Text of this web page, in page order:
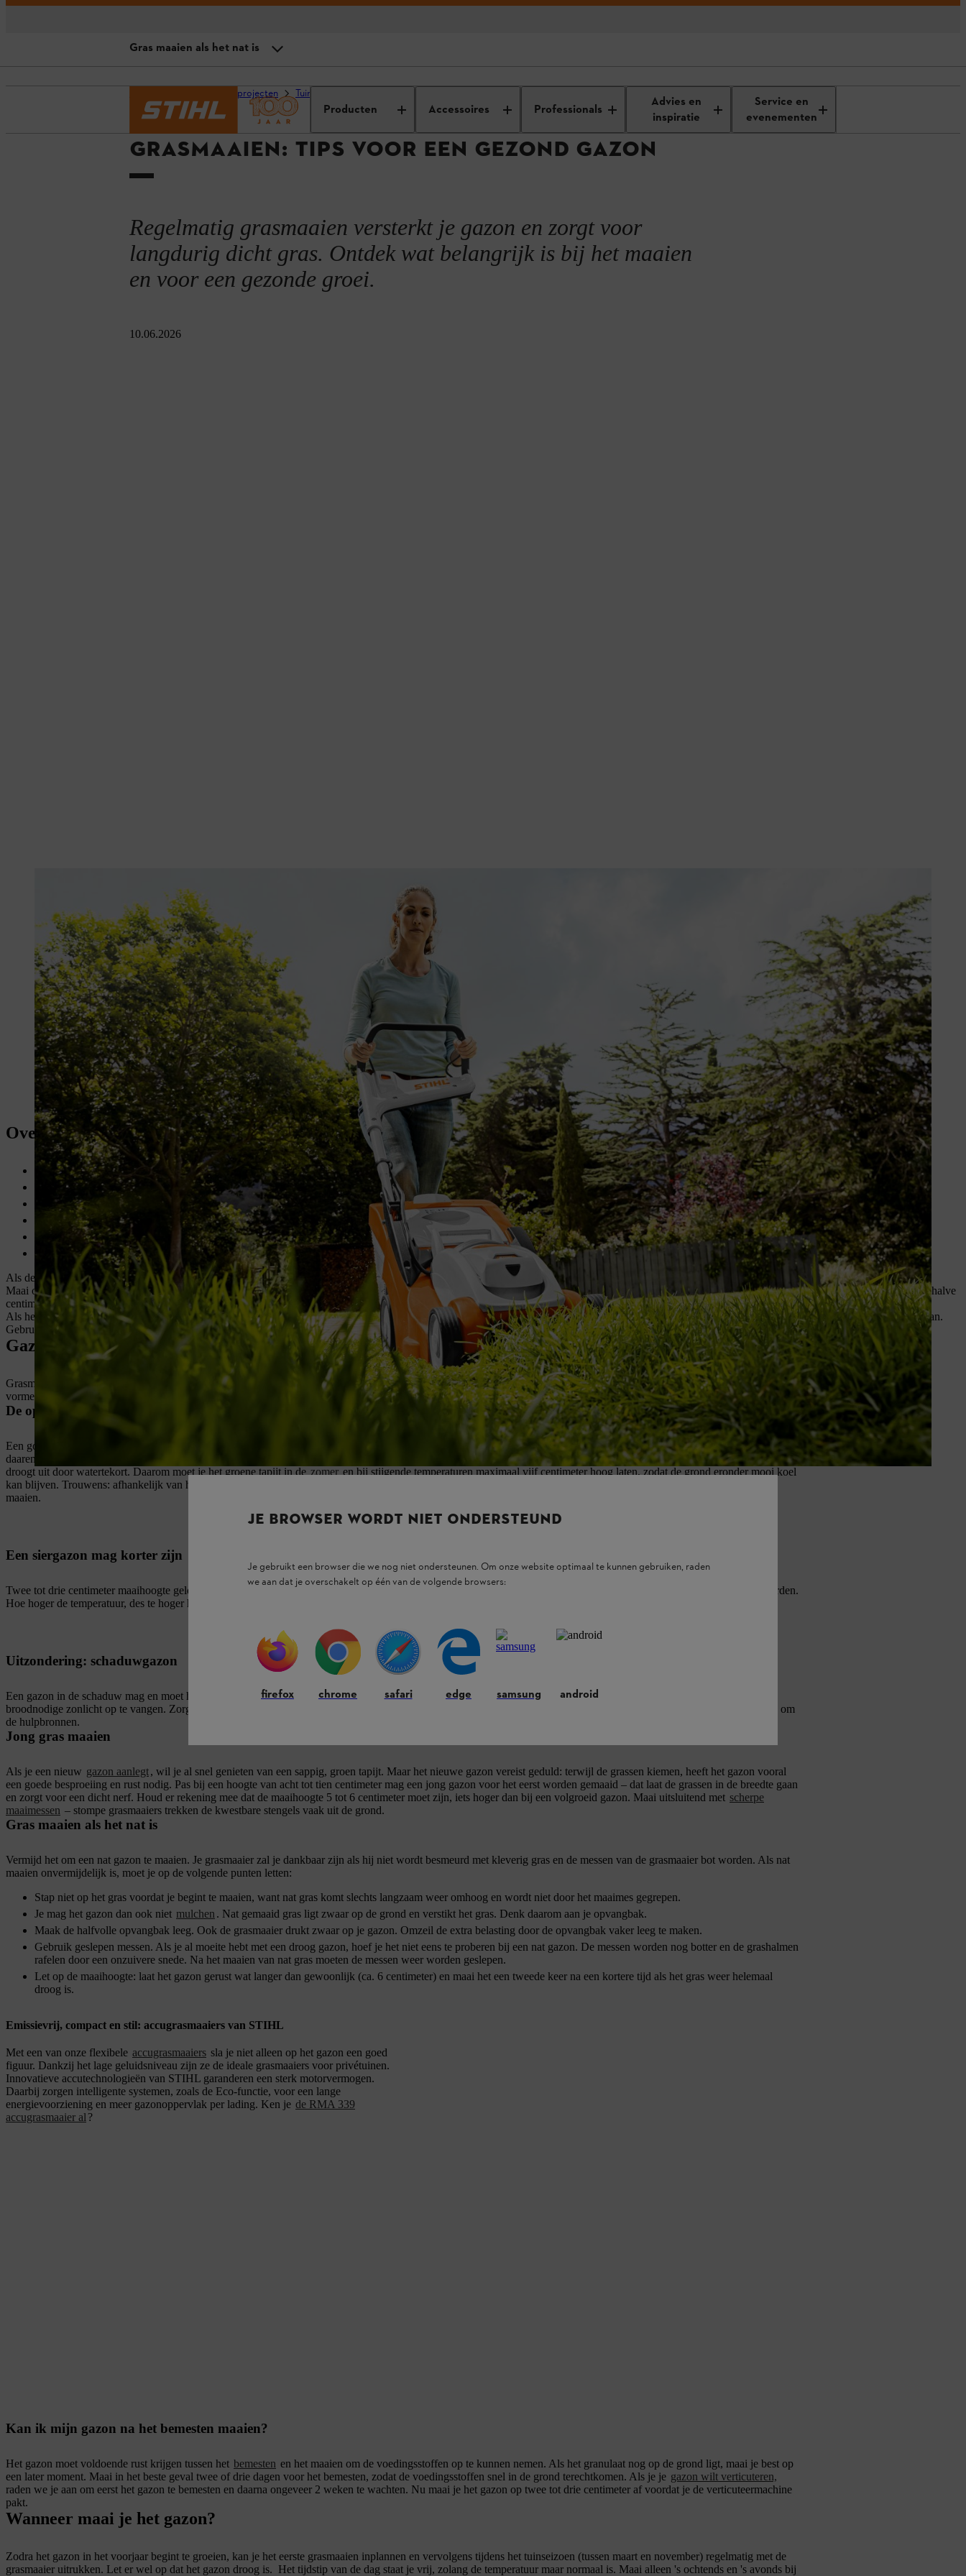
Producten Accessoires Professionals
Advies en
inspiratie
Service en
evenementen
Advies en projecten Tuinonderhoud
GRASMAAIEN: TIPS VOOR EEN GEZOND GAZON
Regelmatig grasmaaien versterkt je gazon en zorgt voor
langdurig dicht gras. Ontdek wat belangrijk is bij het maaien
en voor een gezonde groei.
10.06.2026
Gras maaien als het nat is
Overzicht
De optimale grashoogte
Gras maaien als het nat is
Hoog gras maaien
Tips en trucs
Overzicht: Correct grasmaaien
Optimale hoogte: 3 – 5 centimeter voor speelgras, 2 – 3 centimeter voor siergazons, 5 – 6 centimeter voor gazons in de schaduw
Maai het gazon voor het bemesten; maai het twee weken na het
bemesten
pas weer opnieuw
Gras maaien als het nat is, kan je beter vermijden.
Laat het snijmes minstens één keer per jaar door de dealer
slijpen.
graskanten trimmen,
daarna het oppervlak maaien
Oneffen oppervlakken dwars op de helling in gelijkmatige banen maaien
Als de grondtemperatuur in het voorjaar ongeveer 10 graden Celsius bereikt, kan je je gazon regelmatig gaan maaien. In de regel kan je vanaf half maart beginnen met grasmaaien.
Maai om de vier tot zeven dagen, maar minstens één keer per week. Vooral in het
voorjaar
kan het nodig zijn om vaker te maaien, afhankelijk van de groei en het type gazon. Als je gazon meer dan tweeënhalve
centimeter per week groeit, moet je twee keer per week met de grasmaaier uitrukken.
Als het mogelijk is, kan je een nat gazon beter niet maaien. Maar als het onvermijdbaar is, moet je voor het maaien niet op het gras stappen, omdat natte stengels slechts langzaam weer rechtop komen te staan.
Gebruik altijd een opvangbak, omdat de natte, zware
grasmulch het gras kan verstikken.
Gazononderhoud met de grasmaaier
Grasmaaien is niet alleen een kwestie van esthetiek, maar ook een essentiële onderhoudsmaatregeldie de groei en vitaliteit van het groen bevordert. Door regelmatig te maaien,
vormen de grassen nieuwe zijscheuten, waardoor ze dicht en gelijkmatig groeien en onkruid verdringen.
De optimale grashoogte voor intensief gebruikte gazons
Een goed onderhouden grasvlak moet ongeveer drie tot vijf centimeter hoog zijn. Een te hoog gazon maakt de grond gevoelig voor onkruid en wildgroei. Te korte grashalmen
daarentegen kunnen de bodem niet meer beschermen tegen
Vooral bij direct zonlicht en hittegolven kan een kort gazon fataal zijn: het gras verbrandt en de grond
droogt uit door watertekort. Daarom moet je het groene tapijt in de zomer en bij stijgende temperaturen maximaal vijf centimeter hoog laten, zodat de grond eronder mooi koel
kan blijven. Trouwens: afhankelijk van het jaargetijde, het weer en het zaaigoed groeit het gras onregelmatig na. Stel je maaihoogte dus altijd opnieuw in voordat je gaat
maaien.
Een siergazon mag korter zijn
Twee tot drie centimeter maaihoogte geldt voor een siergazon. Als er niet op wordt gelopen of het op een andere manier wordt belast, kan het zelfs nog korter gemaaid worden.
Hoe hoger de temperatuur, des te hoger het gras moet zijn: bij droogte en hitte in de zomer adviseren wij een maaihoogte van vijf centimeter.
Uitzondering: schaduwgazon
Een gazon in de schaduw mag en moet hoger groeien. Houd de grasstengels het hele jaar door 5 tot 6 centimeter hoog, zodat de grassen meer ruimte krijgen om het
broodnodige zonlicht op te vangen. Zorg er ook bij het besproeien voor dat het gazon genoeg water krijgt. Vaak concurreren direct omliggende heggen, struiken en bomen om
de hulpbronnen.
Jong gras maaien
Als je een nieuw gazon aanlegt, wil je al snel genieten van een sappig, groen tapijt. Maar het nieuwe gazon vereist geduld: terwijl de grassen kiemen, heeft het gazon vooral
een goede besproeiing en rust nodig. Pas bij een hoogte van acht tot tien centimeter mag een jong gazon voor het eerst worden gemaaid – dat laat de grassen in de breedte gaan
en zorgt voor een dicht nerf. Houd er rekening mee dat de maaihoogte 5 tot 6 centimeter moet zijn, iets hoger dan bij een volgroeid gazon. Maai uitsluitend met scherpe
maaimessen – stompe grasmaaiers trekken de kwestbare stengels vaak uit de grond.
Gras maaien als het nat is
Vermijd het om een nat gazon te maaien. Je grasmaaier zal je dankbaar zijn als hij niet wordt besmeurd met kleverig gras en de messen van de grasmaaier bot worden. Als nat
maaien onvermijdelijk is, moet je op de volgende punten letten:
Stap niet op het gras voordat je begint te maaien, want nat gras komt slechts langzaam weer omhoog en wordt niet door het maaimes gegrepen.
Je mag het gazon dan ook niet mulchen . Nat gemaaid gras ligt zwaar op de grond en verstikt het gras. Denk daarom aan je opvangbak.
Maak de halfvolle opvangbak leeg. Ook de grasmaaier drukt zwaar op je gazon. Omzeil de extra belasting door de opvangbak vaker leeg te maken.
Gebruik geslepen messen. Als je al moeite hebt met een droog gazon, hoef je het niet eens te proberen bij een nat gazon. De messen worden nog botter en de grashalmen
rafelen door een onzuivere snede. Na het maaien van nat gras moeten de messen weer worden geslepen.
Let op de maaihoogte: laat het gazon gerust wat langer dan gewoonlijk (ca. 6 centimeter) en maai het een tweede keer na een kortere tijd als het gras weer helemaal
droog is.
Emissievrij, compact en stil: accugrasmaaiers van STIHL
Met een van onze flexibele accugrasmaaiers sla je niet alleen op het gazon een goed
figuur. Dankzij het lage geluidsniveau zijn ze de ideale grasmaaiers voor privétuinen.
Innovatieve accutechnologieën van STIHL garanderen een sterk motorvermogen.
Daarbij zorgen intelligente systemen, zoals de Eco-functie, voor een lange
energievoorziening en meer gazonoppervlak per lading. Ken je de RMA 339
accugrasmaaier al ?
Kan ik mijn gazon na het bemesten maaien?
Het gazon moet voldoende rust krijgen tussen het bemesten en het maaien om de voedingsstoffen op te kunnen nemen. Als het granulaat nog op de grond ligt, maai je best op
een later moment. Maai in het beste geval twee of drie dagen voor het bemesten, zodat de voedingsstoffen snel in de grond terechtkomen. Als je je gazon wilt verticuteren,
raden we je aan om eerst het gazon te bemesten en daarna ongeveer 2 weken te wachten. Nu maai je het gazon op twee tot drie centimeter af voordat je de verticuteermachine
pakt.
Wanneer maai je het gazon?
Zodra het gazon in het voorjaar begint te groeien, kan je het eerste grasmaaien inplannen en vervolgens tijdens het tuinseizoen (tussen maart en november) regelmatig met de
grasmaaier uitrukken. Let er wel op dat het gazon droog is. Het tijdstip van de dag staat je vrij, zolang de temperatuur maar normaal is. Maai alleen 's ochtends en 's avonds bij
JE BROWSER WORDT NIET ONDERSTEUND
Je gebruikt een browser die we nog niet ondersteunen. Om onze website optimaal te kunnen gebruiken, raden
we aan dat je overschakelt op één van de volgende browsers:
firefox chrome safari edge samsung android